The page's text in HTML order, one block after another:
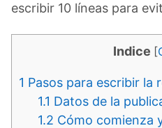
escribir 10 líneas para
Indice [
1 Pasos para escribir la
1.1 Datos de la
1.2 Cómo comienza